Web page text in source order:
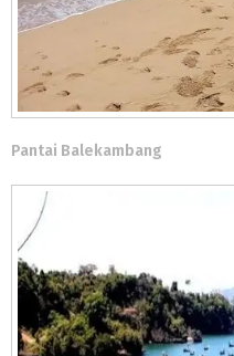
Pantai Balekambang